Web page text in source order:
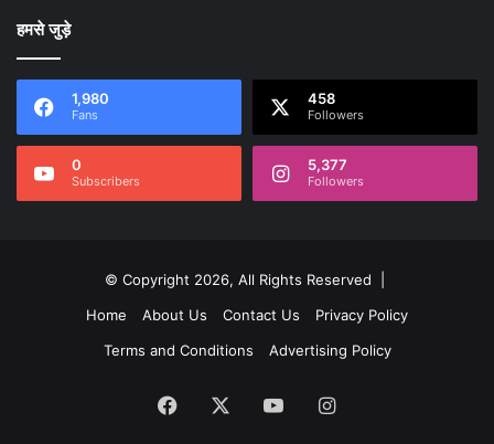
हमसे जुड़े
1,980
Fans
458
Followers
0
Subscribers
5,377
Followers
© Copyright 2026, All Rights Reserved |
Home
About Us Contact Us
Privacy Policy
Terms and Conditions
Advertising Policy
Facebook YouTubeInstagram